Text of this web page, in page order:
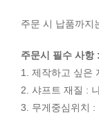
주문 시 납품까지
주문시 필수 사항 :
1. 제작하고 싶은
2. 샤프트 재질 :
3. 무게중심위치 :